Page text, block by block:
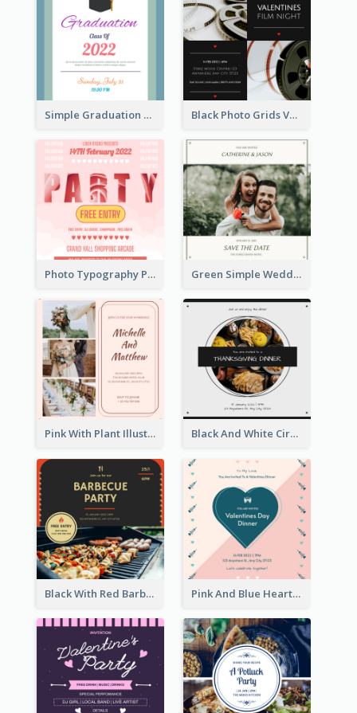
Simple Graduation Class Of 2020 Invitation Black Photo Grids Valentines Day Movie Night Invitation
Photo Typography Party Invitation Design Templates Green Simple Wedding Photo Wedding Invitation
Pink With Plant Illustration Wedding Party Invitation Black And White Circle Photo Thanksgiving Dinner Invitation
Black With Red Barbecue Housewarming Invitation Pink And Blue Hearts Valentines Day Dinner Invitation